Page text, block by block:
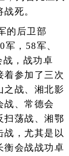
死。
后卫部
，58军、
战，战功卓
着参加了三次
之战、湘北影
战、常德会
扫荡战、湘鄂
战，尤其是以
衡会战战功卓